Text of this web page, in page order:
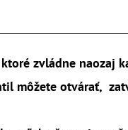
zvládne naozaj
môžete otvárať,